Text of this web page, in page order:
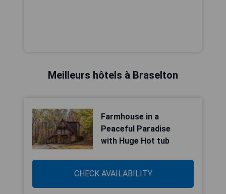
Meilleurs hôtels à Braselton
Farmhouse in a
Peaceful Paradise
with Huge Hot tub
CHECK AVAILABILITY